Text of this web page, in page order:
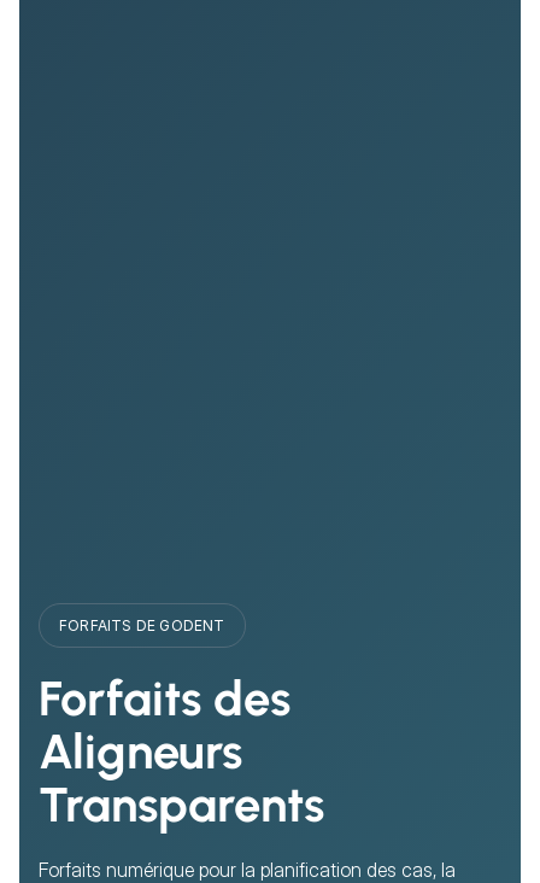
FORFAITS DE GODENT
Forfaits des
Aligneurs
Transparents
Forfaits numérique pour la planification des cas, la